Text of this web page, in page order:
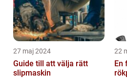
27 maj 2024
Guide till att välja rätt
slipmaskin
22
En